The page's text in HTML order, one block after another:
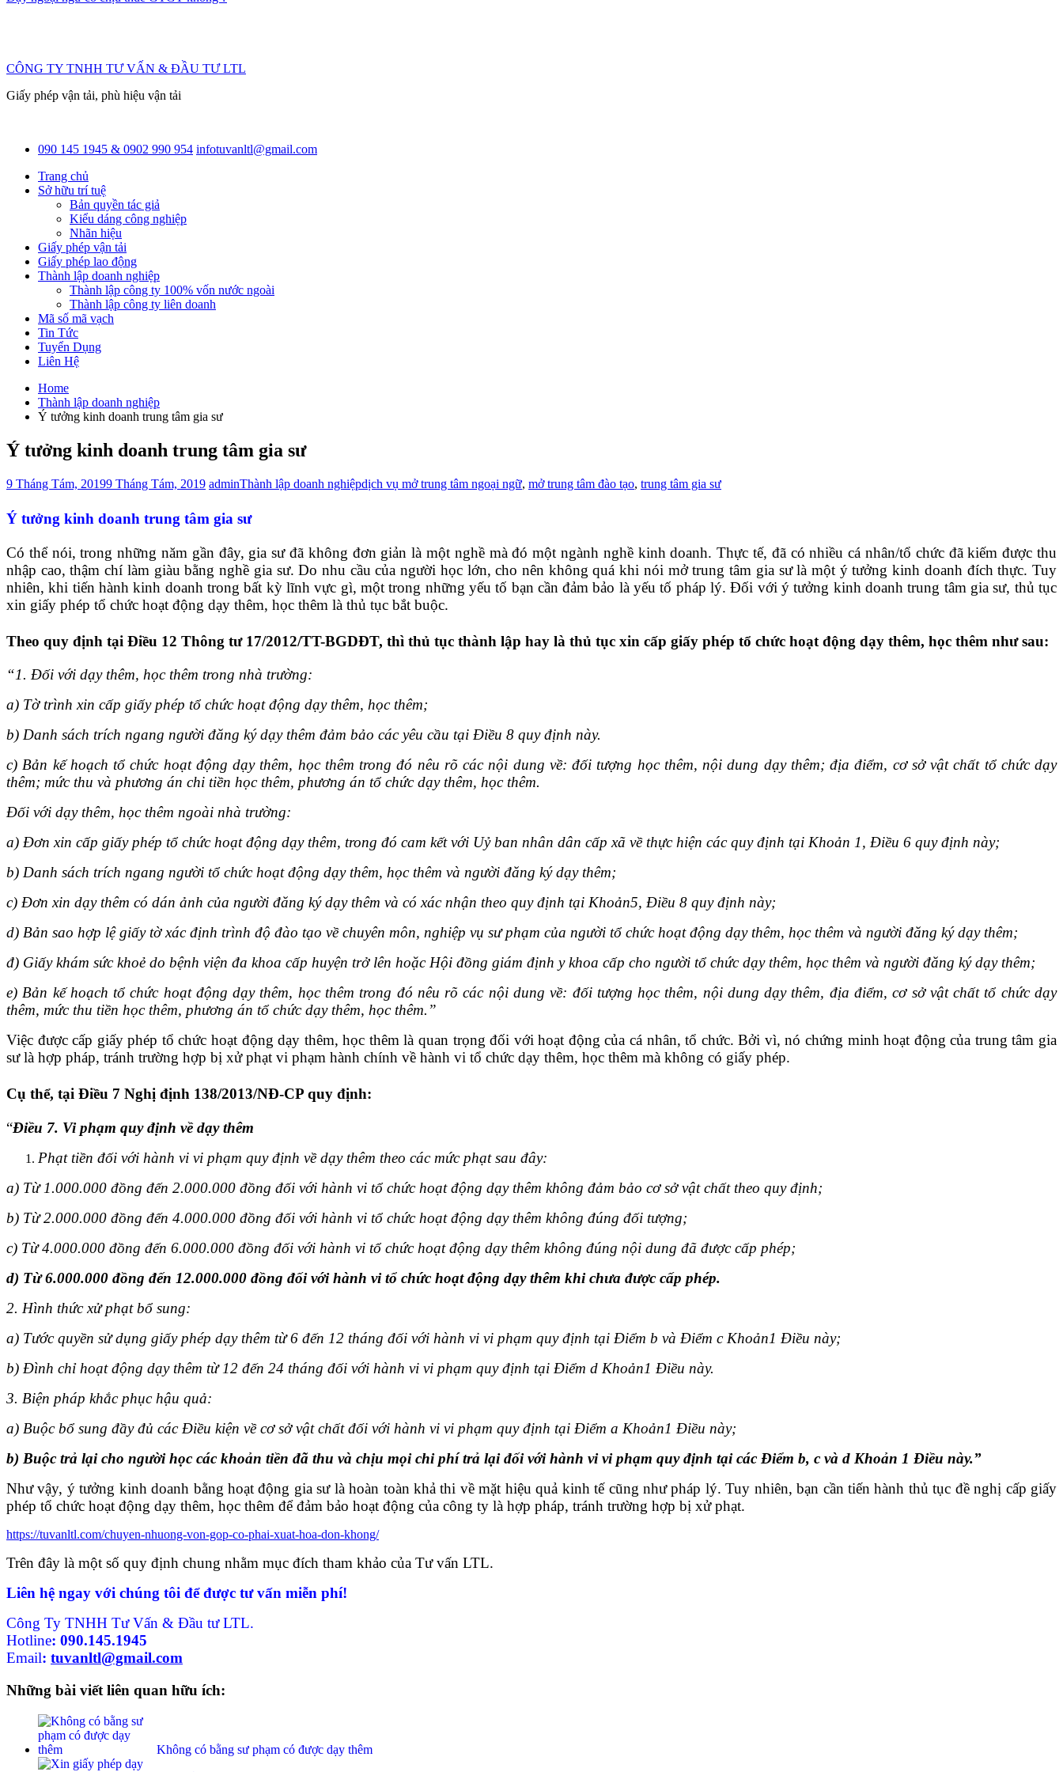
CÔNG TY TNHH TƯ VẤN & ĐẦU TƯ LTL
Giấy phép vận tải, phù hiệu vận tải
090 145 1945 & 0902 990 954 infotuvanltl@gmail.com
Trang chủ
Sở hữu trí tuệ
Bản quyền tác giả
Kiểu dáng công nghiệp
Nhãn hiệu
Giấy phép vận tải
Giấy phép lao động
Thành lập doanh nghiệp
Thành lập công ty 100% vốn nước ngoài
Thành lập công ty liên doanh
Mã số mã vạch
Tin Tức
Tuyển Dụng
Liên Hệ
Home
Thành lập doanh nghiệp
Ý tưởng kinh doanh trung tâm gia sư
Ý tưởng kinh doanh trung tâm gia sư
9 Tháng Tám, 20199 Tháng Tám, 2019 adminThành lập doanh nghiệpdịch vụ mở trung tâm ngoại ngữ, mở trung tâm đào tạo, trung tâm gia sư
Ý tưởng kinh doanh trung tâm gia sư
Có thể nói, trong những năm gần đây, gia sư đã không đơn giản là một nghề mà đó một ngành nghề kinh doanh. Thực tế, đã có nhiều cá nhân/tổ chức đã kiếm được thu
nhập cao, thậm chí làm giàu bằng nghề gia sư. Do nhu cầu của người học lớn, cho nên không quá khi nói mở trung tâm gia sư là một ý tưởng kinh doanh đích thực. Tuy
nhiên, khi tiến hành kinh doanh trong bất kỳ lĩnh vực gì, một trong những yếu tố bạn cần đảm bảo là yếu tố pháp lý. Đối với ý tưởng kinh doanh trung tâm gia sư, thủ tục
xin giấy phép tổ chức hoạt động dạy thêm, học thêm là thủ tục bắt buộc.
Theo quy định tại Điều 12 Thông tư 17/2012/TT-BGDĐT, thì thủ tục thành lập hay là thủ tục xin cấp giấy phép tổ chức hoạt động dạy thêm, học thêm như sau:
“1. Đối với dạy thêm, học thêm trong nhà trường:
a) Tờ trình xin cấp giấy phép tổ chức hoạt động dạy thêm, học thêm;
b) Danh sách trích ngang người đăng ký dạy thêm đảm bảo các yêu cầu tại Điều 8 quy định này.
c) Bản kế hoạch tổ chức hoạt động dạy thêm, học thêm trong đó nêu rõ các nội dung về: đối tượng học thêm, nội dung dạy thêm; địa điểm, cơ sở vật chất tổ chức dạy
thêm; mức thu và phương án chi tiền học thêm, phương án tổ chức dạy thêm, học thêm.
Đối với dạy thêm, học thêm ngoài nhà trường:
a) Đơn xin cấp giấy phép tổ chức hoạt động dạy thêm, trong đó cam kết với Uỷ ban nhân dân cấp xã về thực hiện các quy định tại Khoản 1, Điều 6 quy định này;
b) Danh sách trích ngang người tổ chức hoạt động dạy thêm, học thêm và người đăng ký dạy thêm;
c) Đơn xin dạy thêm có dán ảnh của người đăng ký dạy thêm và có xác nhận theo quy định tại Khoản5, Điều 8 quy định này;
d) Bản sao hợp lệ giấy tờ xác định trình độ đào tạo về chuyên môn, nghiệp vụ sư phạm của người tổ chức hoạt động dạy thêm, học thêm và người đăng ký dạy thêm;
đ) Giấy khám sức khoẻ do bệnh viện đa khoa cấp huyện trở lên hoặc Hội đồng giám định y khoa cấp cho người tổ chức dạy thêm, học thêm và người đăng ký dạy thêm;
e) Bản kế hoạch tổ chức hoạt động dạy thêm, học thêm trong đó nêu rõ các nội dung về: đối tượng học thêm, nội dung dạy thêm, địa điểm, cơ sở vật chất tổ chức dạy
thêm, mức thu tiền học thêm, phương án tổ chức dạy thêm, học thêm.”
Việc được cấp giấy phép tổ chức hoạt động dạy thêm, học thêm là quan trọng đối với hoạt động của cá nhân, tổ chức. Bởi vì, nó chứng minh hoạt động của trung tâm gia
sư là hợp pháp, tránh trường hợp bị xử phạt vi phạm hành chính về hành vi tổ chức dạy thêm, học thêm mà không có giấy phép.
Cụ thể, tại Điều 7 Nghị định 138/2013/NĐ-CP quy định:
“Điều 7. Vi phạm quy định về dạy thêm
Phạt tiền đối với hành vi vi phạm quy định về dạy thêm theo các mức phạt sau đây:
a) Từ 1.000.000 đồng đến 2.000.000 đồng đối với hành vi tổ chức hoạt động dạy thêm không đảm bảo cơ sở vật chất theo quy định;
b) Từ 2.000.000 đồng đến 4.000.000 đồng đối với hành vi tổ chức hoạt động dạy thêm không đúng đối tượng;
c) Từ 4.000.000 đồng đến 6.000.000 đồng đối với hành vi tổ chức hoạt động dạy thêm không đúng nội dung đã được cấp phép;
d) Từ 6.000.000 đồng đến 12.000.000 đồng đối với hành vi tổ chức hoạt động dạy thêm khi chưa được cấp phép.
2. Hình thức xử phạt bổ sung:
a) Tước quyền sử dụng giấy phép dạy thêm từ 6 đến 12 tháng đối với hành vi vi phạm quy định tại Điểm b và Điểm c Khoản1 Điều này;
b) Đình chỉ hoạt động dạy thêm từ 12 đến 24 tháng đối với hành vi vi phạm quy định tại Điểm d Khoản1 Điều này.
3. Biện pháp khắc phục hậu quả:
a) Buộc bổ sung đầy đủ các Điều kiện về cơ sở vật chất đối với hành vi vi phạm quy định tại Điểm a Khoản1 Điều này;
b) Buộc trả lại cho người học các khoản tiền đã thu và chịu mọi chi phí trả lại đối với hành vi vi phạm quy định tại các Điểm b, c và d Khoản 1 Điều này.”
Như vậy, ý tưởng kinh doanh bằng hoạt động gia sư là hoàn toàn khả thi về mặt hiệu quả kinh tế cũng như pháp lý. Tuy nhiên, bạn cần tiến hành thủ tục đề nghị cấp giấy
phép tổ chức hoạt động dạy thêm, học thêm để đảm bảo hoạt động của công ty là hợp pháp, tránh trường hợp bị xử phạt.
https://tuvanltl.com/chuyen-nhuong-von-gop-co-phai-xuat-hoa-don-khong/
Trên đây là một số quy định chung nhằm mục đích tham khảo của Tư vấn LTL.
Liên hệ ngay với chúng tôi để được tư vấn miễn phí!
Công Ty TNHH Tư Vấn & Đầu tư LTL.
Hotline: 090.145.1945
Email: tuvanltl@gmail.com
Những bài viết liên quan hữu ích:
Không có bằng sư phạm có được dạy thêm